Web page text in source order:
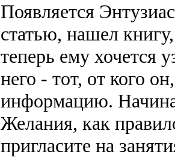
Появляется
статью, нашел
теперь ему хочется
него - тот, от кого
информацию.
Желания, как
пригласите на